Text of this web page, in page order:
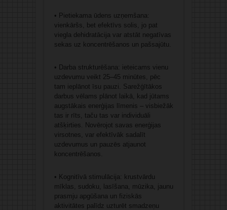
• Pietiekama ūdens uzņemšana:
vienkāršs, bet efektīvs solis, jo pat
viegla dehidratācija var atstāt negatīvas
sekas uz koncentrēšanos un pašsajūtu.
• Darba strukturēšana: ieteicams vienu
uzdevumu veikt 25–45 minūtes, pēc
tam ieplānot īsu pauzi. Sarežģītākos
darbus vēlams plānot laikā, kad jūtams
augstākais enerģijas līmenis – visbiežāk
tas ir rīts, taču tas var individuāli
atšķirties. Novērojot savas enerģijas
virsotnes, var efektīvāk sadalīt
uzdevumus un pauzēs atjaunot
koncentrēšanos.
• Kognitīvā stimulācija: krustvārdu
mīklas, sudoku, lasīšana, mūzika, jaunu
prasmju apgūšana un fiziskās
aktivitātes palīdz uzturēt smadzeņu